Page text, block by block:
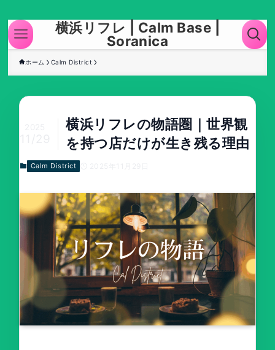
横浜リフレ | Calm Base |
Soranica
ホーム Calm District
横浜リフレの物語圏｜世界観
を持つ店だけが生き残る理由
Calm District